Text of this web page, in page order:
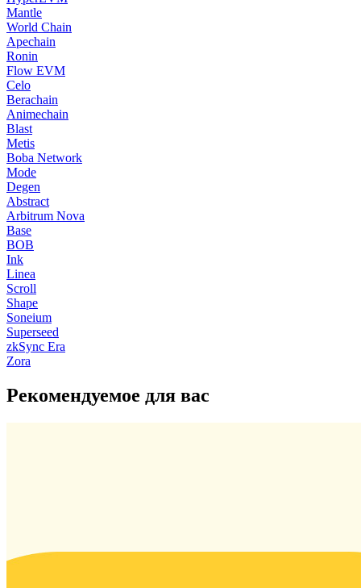
Mantle
World Chain
Apechain
Ronin
Flow EVM
Celo
Berachain
Animechain
Blast
Metis
Boba Network
Mode
Degen
Abstract
Arbitrum Nova
Base
BOB
Ink
Linea
Scroll
Shape
Soneium
Superseed
zkSync Era
Zora
Рекомендуемое для вас